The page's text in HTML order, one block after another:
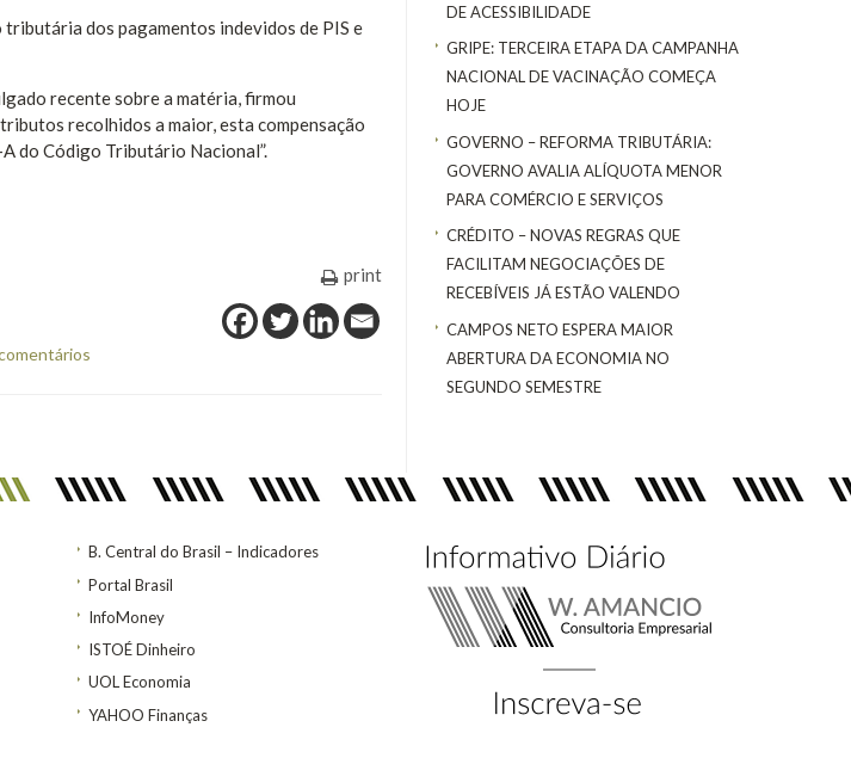
DE ACESSIBILIDADE
GRIPE: TERCEIRA ETAPA DA CAMPANHA
NACIONAL DE VACINAÇÃO COMEÇA
HOJE
GOVERNO – REFORMA TRIBUTÁRIA:
GOVERNO AVALIA ALÍQUOTA MENOR
PARA COMÉRCIO E SERVIÇOS
CRÉDITO – NOVAS REGRAS QUE
FACILITAM NEGOCIAÇÕES DE
RECEBÍVEIS JÁ ESTÃO VALENDO
CAMPOS NETO ESPERA MAIOR
ABERTURA DA ECONOMIA NO
SEGUNDO SEMESTRE
tributária dos pagamentos indevidos de PIS e
recente sobre a matéria, firmou
recolhidos a maior, esta compensação
do Código Tributário Nacional”.
print
B. Central do Brasil – Indicadores
Portal Brasil
InfoMoney
ISTOÉ Dinheiro
UOL Economia
YAHOO Finanças